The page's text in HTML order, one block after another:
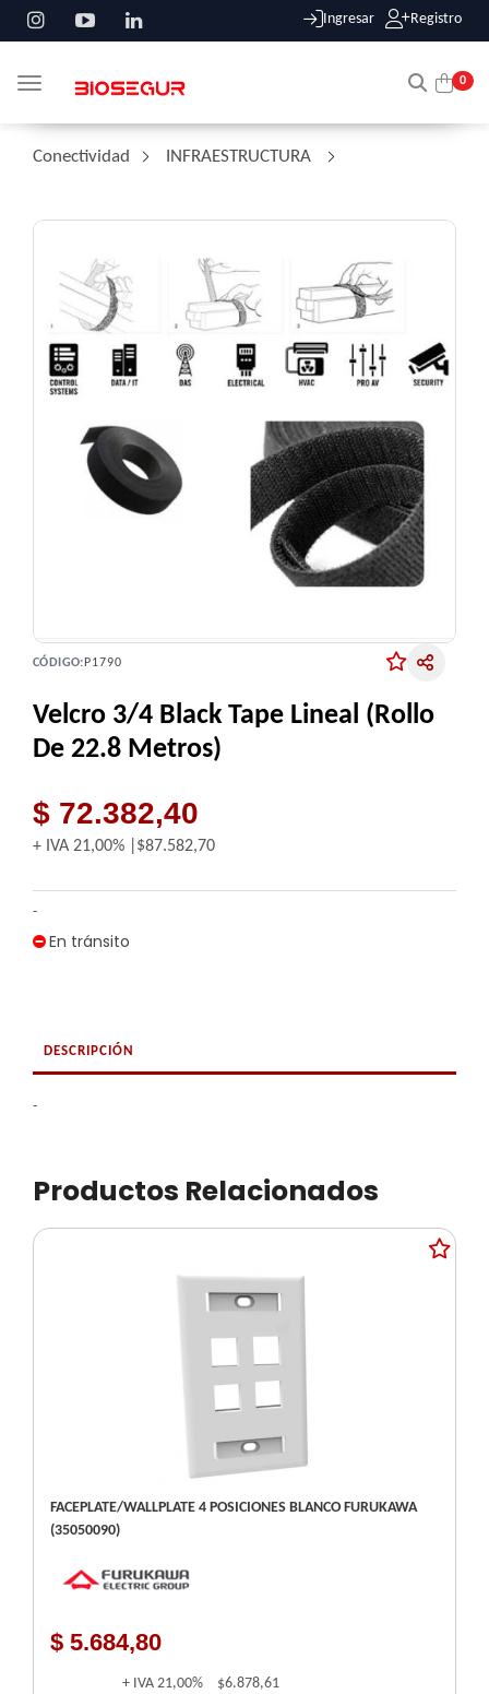
Ingresar Registro
0
Toggle navigation
Conectividad INFRAESTRUCTURA
CÓDIGO: P1790
Velcro 3/4 Black Tape Lineal (Rollo
De 22.8 Metros)
$ 72.382,40
+ IVA 21,00% $87.582,70
-
En tránsito
DESCRIPCIÓN
-
Productos Relacionados
FACEPLATE/WALLPLATE 4 POSICIONES BLANCO FURUKAWA
(35050090)
$ 5.684,80
+ IVA 21,00% $6.878,61